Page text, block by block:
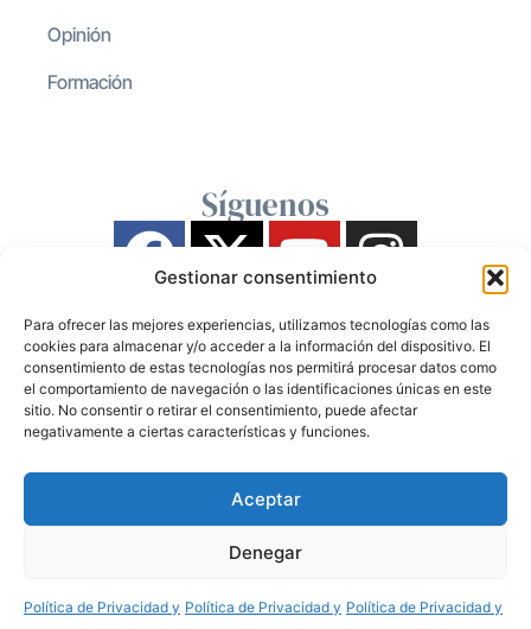
Gestionar consentimiento
Para ofrecer las mejores experiencias, utilizamos tecnologías como las
cookies para almacenar y/o acceder a la información del dispositivo. El
consentimiento de estas tecnologías nos permitirá procesar datos como
el comportamiento de navegación o las identificaciones únicas en este
sitio. No consentir o retirar el consentimiento, puede afectar
negativamente a ciertas características y funciones.
Aceptar
Denegar
Política de Privacidad y Política de Privacidad y Política de Privacidad y
Opinión
Formación
Síguenos